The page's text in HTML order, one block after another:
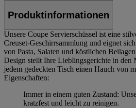
Produktinformationen
Unsere Coupe Servierschüssel ist eine
Creuset-Geschirrsammlung und eignet
von Pasta, Salaten und köstlichen
Design stellt Ihre Lieblingsgerichte in den
jedem gedeckten Tisch einen Hauch von
Eigenschaften:
Immer in einem guten Zustand:
kratzfest und leicht zu reinigen.